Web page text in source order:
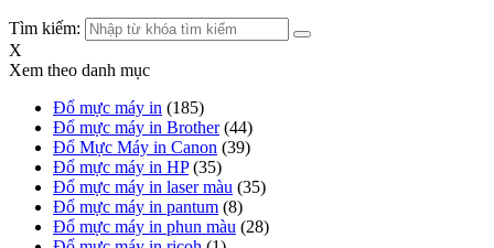
Tìm kiếm:
X
Xem theo danh mục
Đổ mực máy in (185)
Đổ mực máy in Brother (44)
Đổ Mực Máy in Canon (39)
Đổ mực máy in HP (35)
Đổ mực máy in laser màu (35)
Đổ mực máy in pantum (8)
Đổ mực máy in phun màu (28)